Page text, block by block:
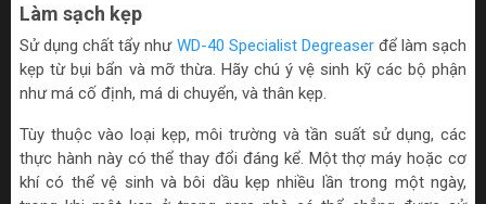
Làm sạch kẹp
Sử dụng chất tẩy như WD-40 Specialist Degreaserđể làm sạch
kẹp từ bụi bẩn và mỡ thừa. Hãy chú ý vệ sinh kỹ các bộ phận
như má cố định, má di chuyển, và thân kẹp.
Tùy thuộc vào loại kẹp, môi trường và tần suất sử dụng, các
thực hành này có thể thay đổi đáng kể. Một thợ máy hoặc cơ
khí có thể vệ sinh và bôi dầu kẹp nhiều lần trong một ngày,